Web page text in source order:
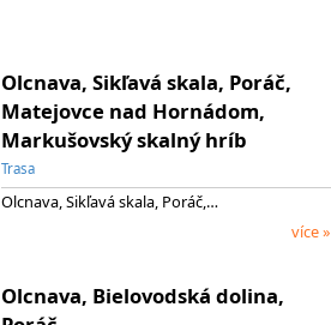
Olcnava, Sikľavá skala, Poráč,
Matejovce nad Hornádom,
Markušovský skalný hríb
Trasa
Olcnava, Sikľavá skala, Poráč,…
více »
Olcnava, Bielovodská dolina,